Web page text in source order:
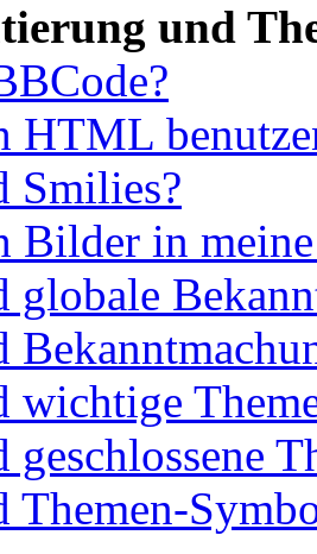
und
HTML
Smilies?
Bilder in
globale
wichtige
geschlossene
Themen-